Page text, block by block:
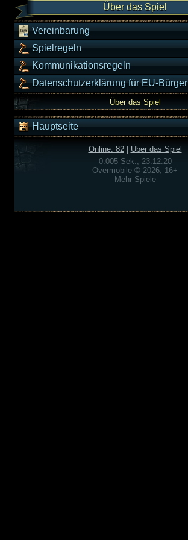
Über das Spiel
Vereinbarung
Spielregeln
Kommunikationsregeln
Datenschutzerklärung für EU-Bürger
Über das Spiel
Hauptseite
Online: 82| Über das Spiel
0.005 Sek., 23:12:20
Overmobile © 2026, 16+
Mehr Spiele